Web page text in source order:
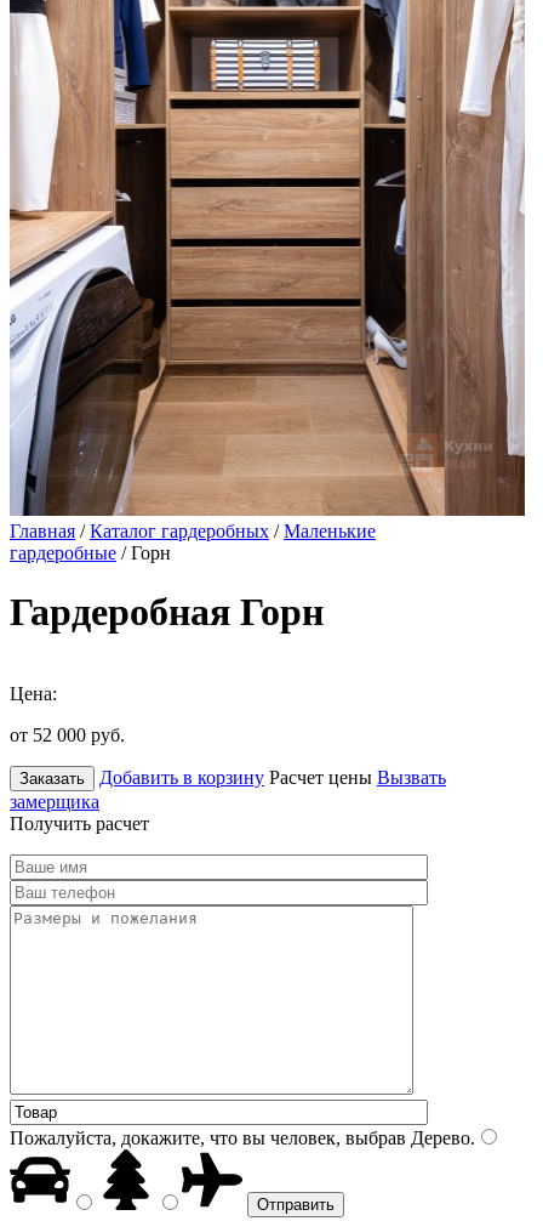
Главная /Каталог гардеробных /Маленькие
гардеробные / Горн
Гардеробная Горн
Цена:
от 52 000 руб.
Заказать Добавить в корзину Расчет цены Вызвать
замерщика
Получить расчет
Пожалуйста, докажите, что вы человек, выбрав Дерево.